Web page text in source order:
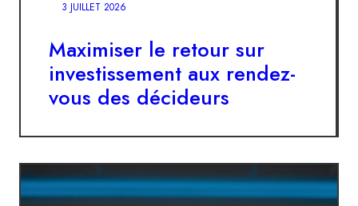
3 JUILLET 2026
Maximiser le retour sur
investissement aux rendez-
vous des décideurs